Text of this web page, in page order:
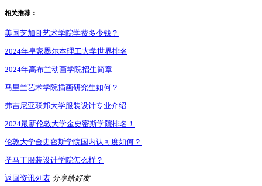
相关推荐：
美国芝加哥艺术学院学费多少钱？
2024年皇家墨尔本理工大学世界排名
2024年高布兰动画学院招生简章
马里兰艺术学院插画研究生如何？
弗吉尼亚联邦大学服装设计专业介绍
2024最新伦敦大学金史密斯学院排名！
伦敦大学金史密斯学院国内认可度如何？
圣马丁服装设计学院怎么样？
返回资讯列表 分享给好友